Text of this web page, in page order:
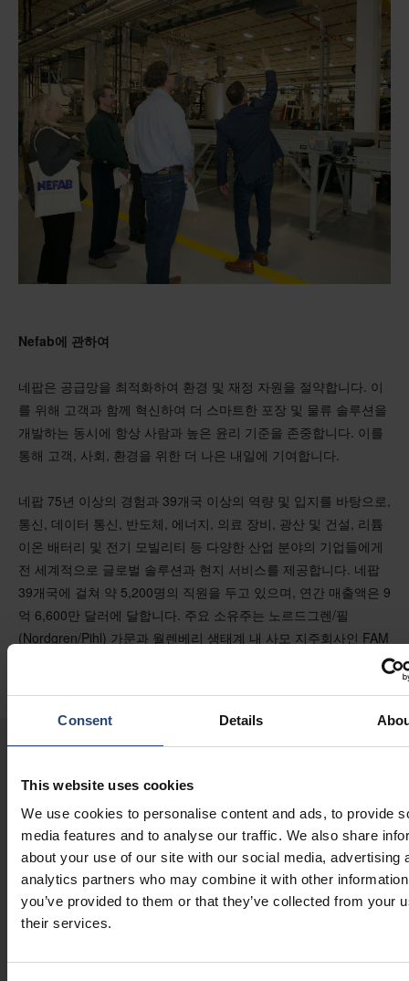
Consent Details
This website uses cookies
We use cookies to personalise content and ads, to provide
media features and to analyse our traffic. We also share
about your use of our site with our social media, advertising
analytics partners who may combine it with other
you’ve provided to them or that they’ve collected from your
their services.
Nefab에 관하여
네팝은 공급망을 최적화하여 환경 및 재정 자원을 절약합니다. 이
를 위해 고객과 함께 혁신하여 더 스마트한 포장 및 물류 솔루션을
개발하는 동시에 항상 사람과 높은 윤리 기준을 존중합니다. 이를
통해 고객, 사회, 환경을 위한 더 나은 내일에 기여합니다.
네팝 75년 이상의 경험과 39개국 이상의 역량 및 입지를 바탕으로,
통신, 데이터 통신, 반도체, 에너지, 의료 장비, 광산 및 건설, 리튬
이온 배터리 및 전기 모빌리티 등 다양한 산업 분야의 기업들에게
전 세계적으로 글로벌 솔루션과 현지 서비스를 제공합니다. 네팝
39개국에 걸쳐 약 5,200명의 직원을 두고 있으며, 연간 매출액은 9
억 6,600만 달러에 달합니다. 주요 소유주는 노르드그렌/필
(Nordgren/Pihl) 가문과 월렌베리 생태계 내 사모 지주회사인 FAM
2026.07.30
기업 뉴스
네팝 이사회 변경 사항
2026.07.14